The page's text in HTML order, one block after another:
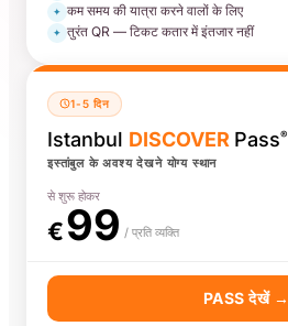
✦ कम समय की यात्रा करने वालों के लिए
✦ तुरंत QR — टिकट कतार में इंतजार नहीं
1-5 दिन
Istanbul DISCOVER Pass®
इस्तांबुल के अवश्य देखने योग्य स्थान
से शुरू होकर
€99 / प्रति व्यक्ति
PASS देखें →